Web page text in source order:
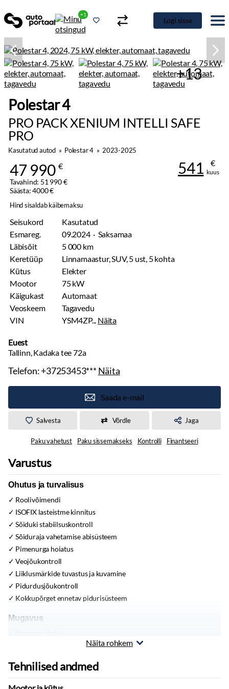
+1
Logi sisse
+13
Polestar 4
PRO PACK XENIUM INTELLI SAFE
PRO
Kasutatud autod » Polestar 4 » 2023-2025
47 990 €
Tavahind: 51 990 €
Säästa: 4000 €
541 €
kuus
Hind sisaldab käibemaksu
Seisukord
Kasutatud
Esmareg.
09.2024 · Saksamaa
Läbisõit
5 000 km
Keretüüp
Linnamaastur, SUV, 5 ust, 5 kohta
Kütus
Elekter
Mootor
75 kW
Käigukast
Automaat
Veoskeem
Tagavedu
VIN
YSM4ZP... Näita
Euest
Tallinn, Kadaka tee 72a
Telefon:+37253453***Näita
Saada e-mail
Salvesta Võrdle Jaga
Paku vahetust Paku sissemakseks Kontrolli Finantseeri
Varustus
Ohutus ja turvalisus
Roolivõimendi
ISOFIX lasteistme kinnitus
Sõiduki stabiilsuskontroll
Sõiduraja vahetamise abisüsteem
Pimenurga hoiatus
Veojõukontroll
Liiklusmärkide tuvastus ja kuvamine
Pidurdusjõukontroll
Kokkupõrget ennetav pidurisüsteem
Mugavus
Võtmeta avamine ja sulgemine
Seisuküte (eelsoendus)
Näita rohkem
Tehnilised andmed